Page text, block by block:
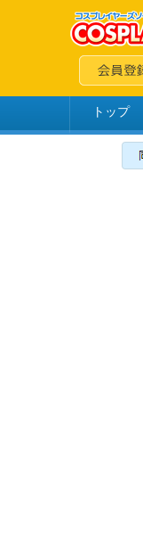
トップ